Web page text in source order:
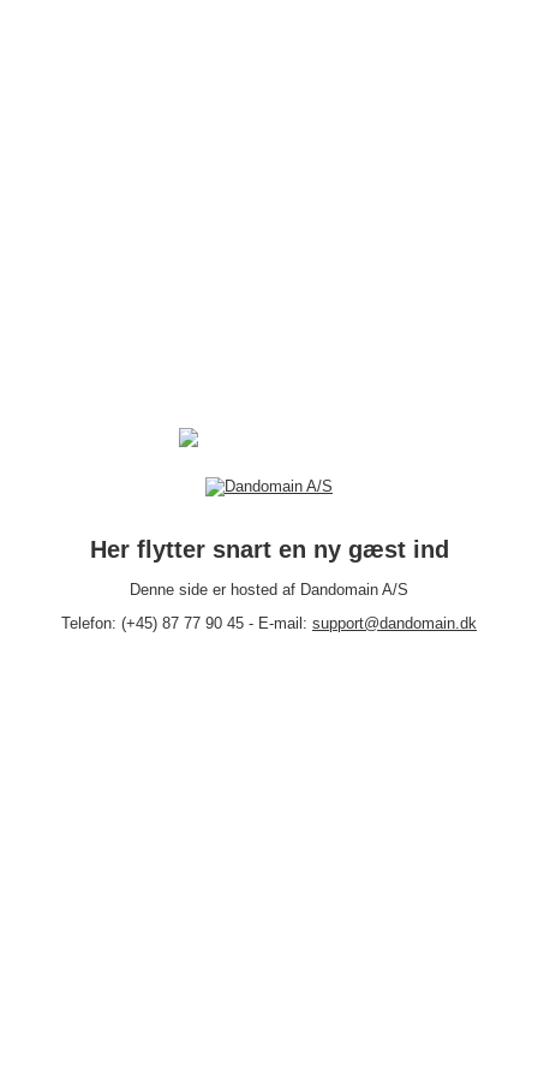
Her flytter snart en ny gæst ind
Denne side er hosted af Dandomain A/S
Telefon: (+45) 87 77 90 45 - E-mail: support@dandomain.dk